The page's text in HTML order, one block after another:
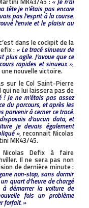
tête je n’étais pas encore
pas l’esprit à la course.
l’envie et le plaisir au
dans le cockpit de la
: « Le tracé sinueux de
agile. J’avoue que ce
rapides et sinueux »,
nouvelle victoire.
sur le Col Saint-Pierre
ne lui laissera pas de
Je ne m’étais pas assez
du parcours, et après les
parvenir à cerner ce tracé.
d’aucun data, et
je devais également
», reconnait Nicolas
MK43/45.
Nicolas Defix à faire
Il ne sera pas non
de dernière minute :
non-stop, sans dormir
quart d’heure de chargé
démarrer la voiture de
fois un problème
forfait. »